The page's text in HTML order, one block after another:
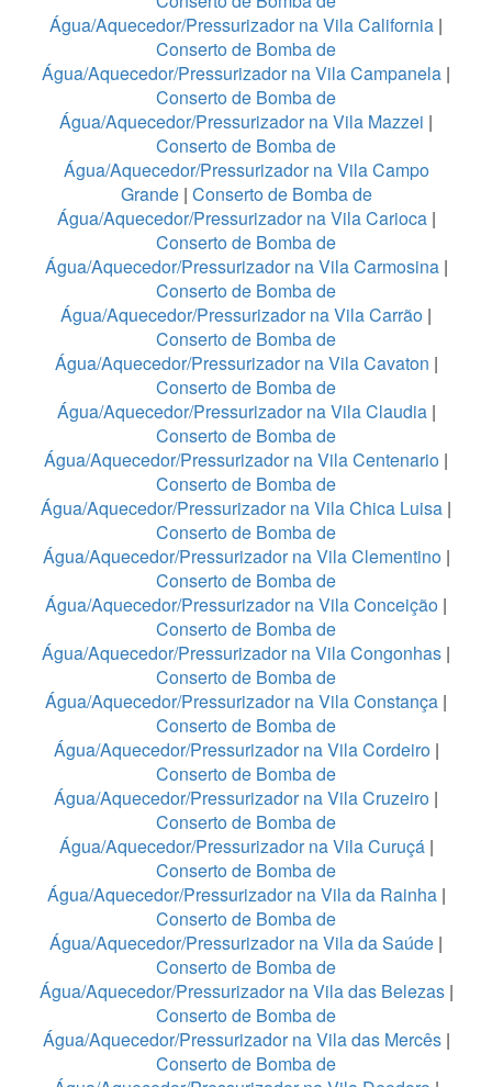
Água/Aquecedor/Pressurizador na Vila California |
Conserto de Bomba de
Água/Aquecedor/Pressurizador na Vila Campanela |
Conserto de Bomba de
Água/Aquecedor/Pressurizador na Vila Mazzei |
Conserto de Bomba de
Água/Aquecedor/Pressurizador na Vila Campo
Grande| Conserto de Bomba de
Água/Aquecedor/Pressurizador na Vila Carioca|
Conserto de Bomba de
Água/Aquecedor/Pressurizador na Vila Carmosina|
Conserto de Bomba de
Água/Aquecedor/Pressurizador na Vila Carrão |
Conserto de Bomba de
Água/Aquecedor/Pressurizador na Vila Cavaton |
Conserto de Bomba de
Água/Aquecedor/Pressurizador na Vila Claudia|
Conserto de Bomba de
Água/Aquecedor/Pressurizador na Vila Centenario |
Conserto de Bomba de
Água/Aquecedor/Pressurizador na Vila Chica Luisa |
Conserto de Bomba de
Água/Aquecedor/Pressurizador na Vila Clementino|
Conserto de Bomba de
Água/Aquecedor/Pressurizador na Vila Conceição |
Conserto de Bomba de
Água/Aquecedor/Pressurizador na Vila Congonhas |
Conserto de Bomba de
Água/Aquecedor/Pressurizador na Vila Constança |
Conserto de Bomba de
Água/Aquecedor/Pressurizador na Vila Cordeiro|
Conserto de Bomba de
Água/Aquecedor/Pressurizador na Vila Cruzeiro |
Conserto de Bomba de
Água/Aquecedor/Pressurizador na Vila Curuçá |
Conserto de Bomba de
Água/Aquecedor/Pressurizador na Vila da Rainha |
Conserto de Bomba de
Água/Aquecedor/Pressurizador na Vila da Saúde |
Conserto de Bomba de
Água/Aquecedor/Pressurizador na Vila das Belezas|
Conserto de Bomba de
Água/Aquecedor/Pressurizador na Vila das Mercês|
Conserto de Bomba de